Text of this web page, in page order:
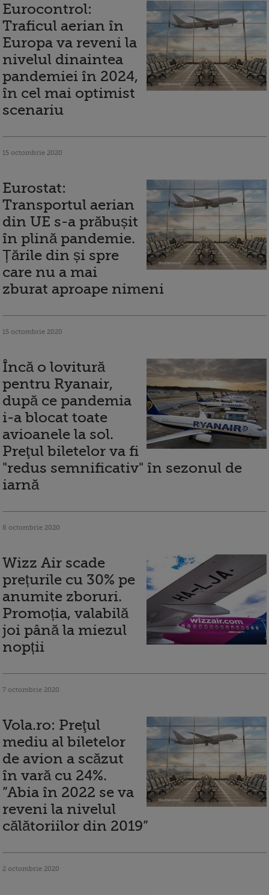
Eurocontrol:
Traficul aerian în
Europa va reveni la
nivelul dinaintea
pandemiei în 2024,
în cel mai optimist
scenariu
15 octombrie 2020
Eurostat:
Transportul aerian
din UE s-a prăbușit
în plină pandemie.
Țările din și spre
care nu a mai
zburat aproape nimeni
15 octombrie 2020
Încă o lovitură
pentru Ryanair,
după ce pandemia
i-a blocat toate
avioanele la sol.
Preţul biletelor va fi
"redus semnificativ" în sezonul de
iarnă
8 octombrie 2020
Wizz Air scade
prețurile cu 30% pe
anumite zboruri.
Promoția, valabilă
joi până la miezul
nopții
7 octombrie 2020
Vola.ro: Preţul
mediu al biletelor
de avion a scăzut
în vară cu 24%.
”Abia în 2022 se va
reveni la nivelul
călătoriilor din 2019”
2 octombrie 2020